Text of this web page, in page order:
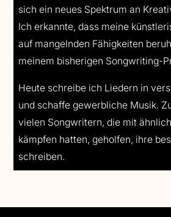
sich ein neues Spektrum an
Ich erkannte, dass meine
auf mangelnden Fähigkeiten
meinem bisherigen Songwriting-
Heute schreibe ich Liedern in
und schaffe gewerbliche Musik.
vielen Songwritern, die mit
kämpfen hatten, geholfen, ihre
schreiben.